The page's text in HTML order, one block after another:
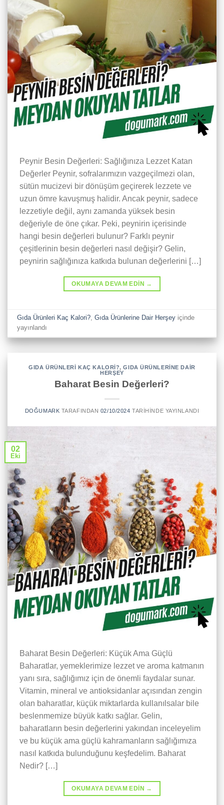
Peynir Besin Değerleri: Sağlığınıza Lezzet Katan
Değerler Peynir, sofralarımızın vazgeçilmezi olan,
sütün mucizevi bir dönüşüm geçirerek lezzete ve
uzun ömre kavuşmuş halidir. Ancak peynir, sadece
lezzetiyle değil, aynı zamanda yüksek besin
değeriyle de öne çıkar. Peki, peynirin içerisinde
hangi besin değerleri bulunur? Farklı peynir
çeşitlerinin besin değerleri nasıl değişir? Gelin,
peynirin sağlığınıza katkıda bulunan değerlerini […]
OKUMAYA DEVAM EDIN →
Gıda Ürünleri Kaç Kalori?,Gıda Ürünlerine Dair Herşey içinde
yayınlandı
GIDA ÜRÜNLERI KAÇ KALORI?,GIDA ÜRÜNLERINE DAIR
HERŞEY
Baharat Besin Değerleri?
DOĞUMARK TARAFINDAN 02/10/2024 TARIHINDE YAYINLANDI
02
Eki
Baharat Besin Değerleri: Küçük Ama Güçlü
Baharatlar, yemeklerimize lezzet ve aroma katmanın
yanı sıra, sağlığımız için de önemli faydalar sunar.
Vitamin, mineral ve antioksidanlar açısından zengin
olan baharatlar, küçük miktarlarda kullanılsalar bile
beslenmemize büyük katkı sağlar. Gelin,
baharatların besin değerlerini yakından inceleyelim
ve bu küçük ama güçlü kahramanların sağlığımıza
nasıl katkıda bulunduğunu keşfedelim. Baharat
Nedir? […]
OKUMAYA DEVAM EDIN →